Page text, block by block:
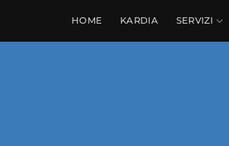
HOME KARDIA SERVIZI